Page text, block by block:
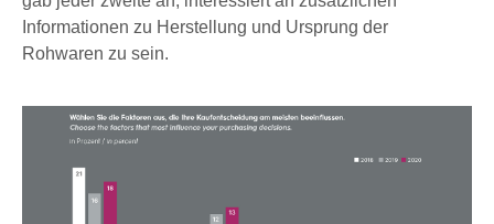
Informationen zu Herstellung und Ursprung der
Rohwaren zu sein.